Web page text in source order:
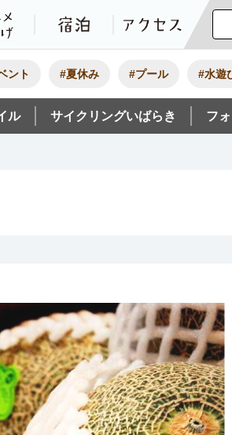
ホームページ
体験 イベント グルメ・
ント #夏休み #プール #水遊
ル サイクリングいばらき フ